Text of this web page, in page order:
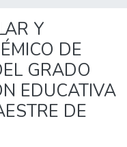
Y
DE
GRADO
EDUCATIVA
DE